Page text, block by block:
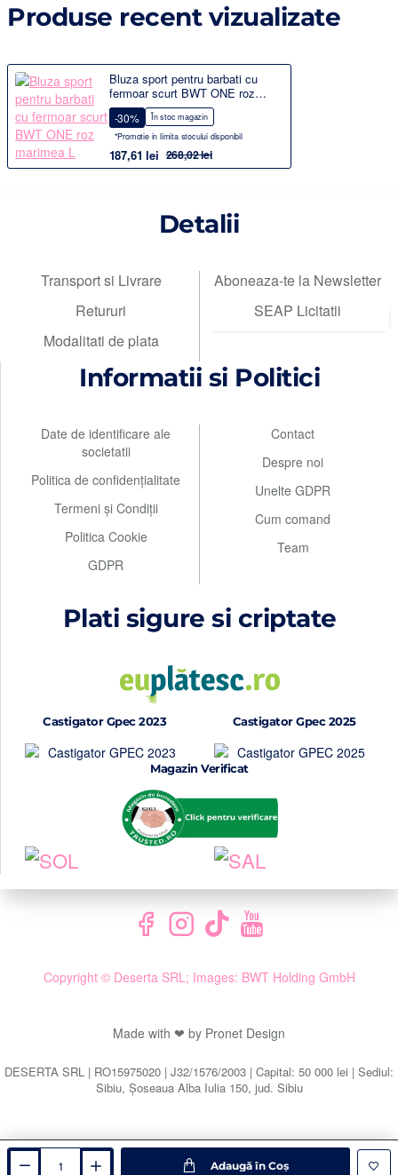
Adaugă în Coş
Produse recent vizualizate
Bluza sport pentru barbati cu
fermoar scurt BWT ONE roz
marimea L
În stoc magazin
*Promotie in limita stocului disponibil
-30%
187,61 lei 268,02 lei
Detalii
Transport si Livrare
Retururi
Modalitati de plata
Aboneaza-te la Newsletter
SEAP Licitatii
Informatii si Politici
Date de identificare ale
societatii
Politica de confidențialitate
Termeni și Condiții
Politica Cookie
GDPR
Contact
Despre noi
Unelte GDPR
Cum comand
Team
Plati sigure si criptate
Castigator Gpec 2023 Castigator Gpec 2025
Magazin Verificat
Copyright © Deserta SRL; Images: BWT Holding GmbH
Made with ❤ by Pronet Design
DESERTA SRL | RO15975020 | J32/1576/2003 | Capital: 50 000 lei | Sediul:
Sibiu, Șoseaua Alba Iulia 150, jud. Sibiu